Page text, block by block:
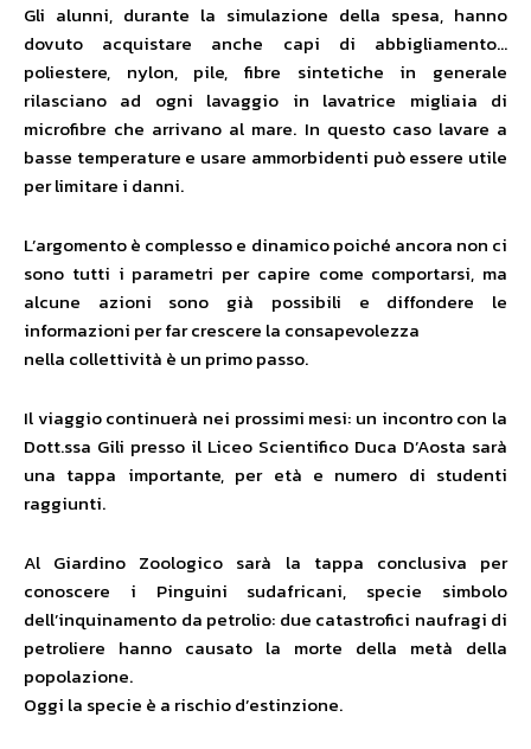
Gli alunni, durante la simulazione della spesa, hanno
dovuto acquistare anche capi di abbigliamento…
poliestere, nylon, pile, fibre sintetiche in generale
rilasciano ad ogni lavaggio in lavatrice migliaia di
microfibre che arrivano al mare. In questo caso lavare a
basse temperature e usare ammorbidenti può essere utile
per limitare i danni.
L’argomento è complesso e dinamico poiché ancora non ci
sono tutti i parametri per capire come comportarsi, ma
alcune azioni sono già possibili e diffondere le
informazioni per far crescere la consapevolezza
nella collettività è un primo passo.
Il viaggio continuerà nei prossimi mesi: un incontro con la
Dott.ssa Gili presso il Liceo Scientifico Duca D’Aosta sarà
una tappa importante, per età e numero di studenti
raggiunti.
Al Giardino Zoologico sarà la tappa conclusiva per
conoscere i Pinguini sudafricani, specie simbolo
dell’inquinamento da petrolio: due catastrofici naufragi di
petroliere hanno causato la morte della metà della
popolazione.
Oggi la specie è a rischio d’estinzione.